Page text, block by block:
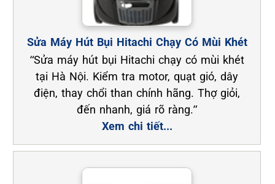
Sửa Máy Hút Bụi Hitachi Chạy Có Mùi Khét
“Sửa máy hút bụi Hitachi chạy có mùi khét
tại Hà Nội. Kiểm tra motor, quạt gió, dây
điện, thay chổi than chính hãng. Thợ giỏi,
đến nhanh, giá rõ ràng.”
Xem chi tiết...